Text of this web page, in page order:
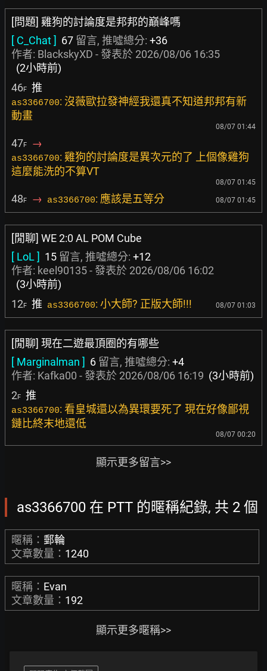
[問題] 雞狗的討論度是邦邦的巔峰嗎
[ C_Chat ] 67 留言, 推噓總分: +36
作者: BlackskyXD - 發表於 2026/08/06 16:35
(2小時前)
46F 推
as3366700: 沒薇歐拉發神經我還真不知道邦邦有新
動畫
08/07 01:44
47F →
as3366700: 雞狗的討論度是異次元的了 上個像雞狗
這麼能洗的不算VT
08/07 01:45
48F → as3366700: 應該是五等分 08/07 01:45
[閒聊] WE 2:0 AL POM Cube
[ LoL ] 15 留言, 推噓總分: +12
作者: keel90135- 發表於 2026/08/06 16:02
(3小時前)
12F 推 as3366700: 小大師? 正版大師!!! 08/07 01:03
[閒聊] 現在二遊最頂圈的有哪些
[ Marginalman ] 6 留言, 推噓總分: +4
作者: Kafka00 - 發表於 2026/08/06 16:19 (3小時前)
2F 推
as3366700: 看皇城還以為異環要死了 現在好像鄙視
鏈比終末地還低
08/07 00:20
顯示更多留言>>
as3366700 在 PTT 的暱稱紀錄, 共 2 個
暱稱： 郵輪
文章數量： 1240
暱稱： Evan
文章數量： 192
顯示更多暱稱>>